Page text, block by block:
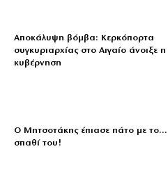
Αποκάλυψη βόμβα: Κερκόπορτα
συγκυριαρχίας στο Αιγαίο άνοιξε η
κυβέρνηση
Ο Μητσοτάκης έπιασε πάτο με το…
σπαθί του!